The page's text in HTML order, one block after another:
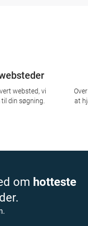
websted, vi
din søgning.
at
om hotteste